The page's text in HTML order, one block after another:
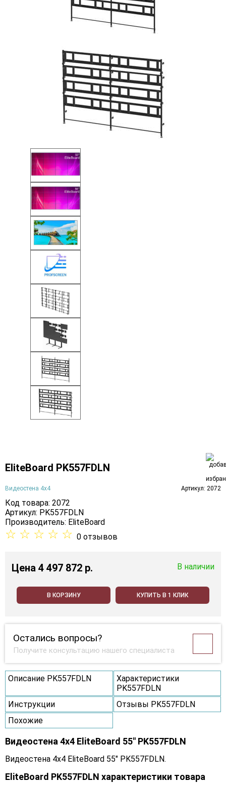
EliteBoard PK557FDLN
Видеостена 4х4 Артикул: 2072
Код товара: 2072
Артикул: PK557FDLN
Производитель: EliteBoard
☆ ☆ ☆ ☆ ☆ 0 отзывов
Цена 4 497 872 p. В наличии
В КОРЗИНУ КУПИТЬ В 1 КЛИК
Остались вопросы?
Получите консультацию нашего специалиста
Описание PK557FDLN
Характеристики
PK557FDLN
Инструкции
Отзывы PK557FDLN
Похожие
Видеостена 4x4 EliteBoard 55" PK557FDLN
Видеостена 4x4 EliteBoard 55" PK557FDLN.
EliteBoard PK557FDLN характеристики товара